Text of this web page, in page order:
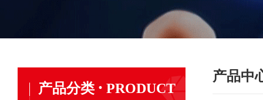
产品分类 · PRODUCT
产品中